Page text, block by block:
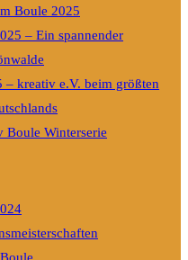
Boule 2025
– Ein spannender
– kreativ e.V. beim größten
Boule Winterserie